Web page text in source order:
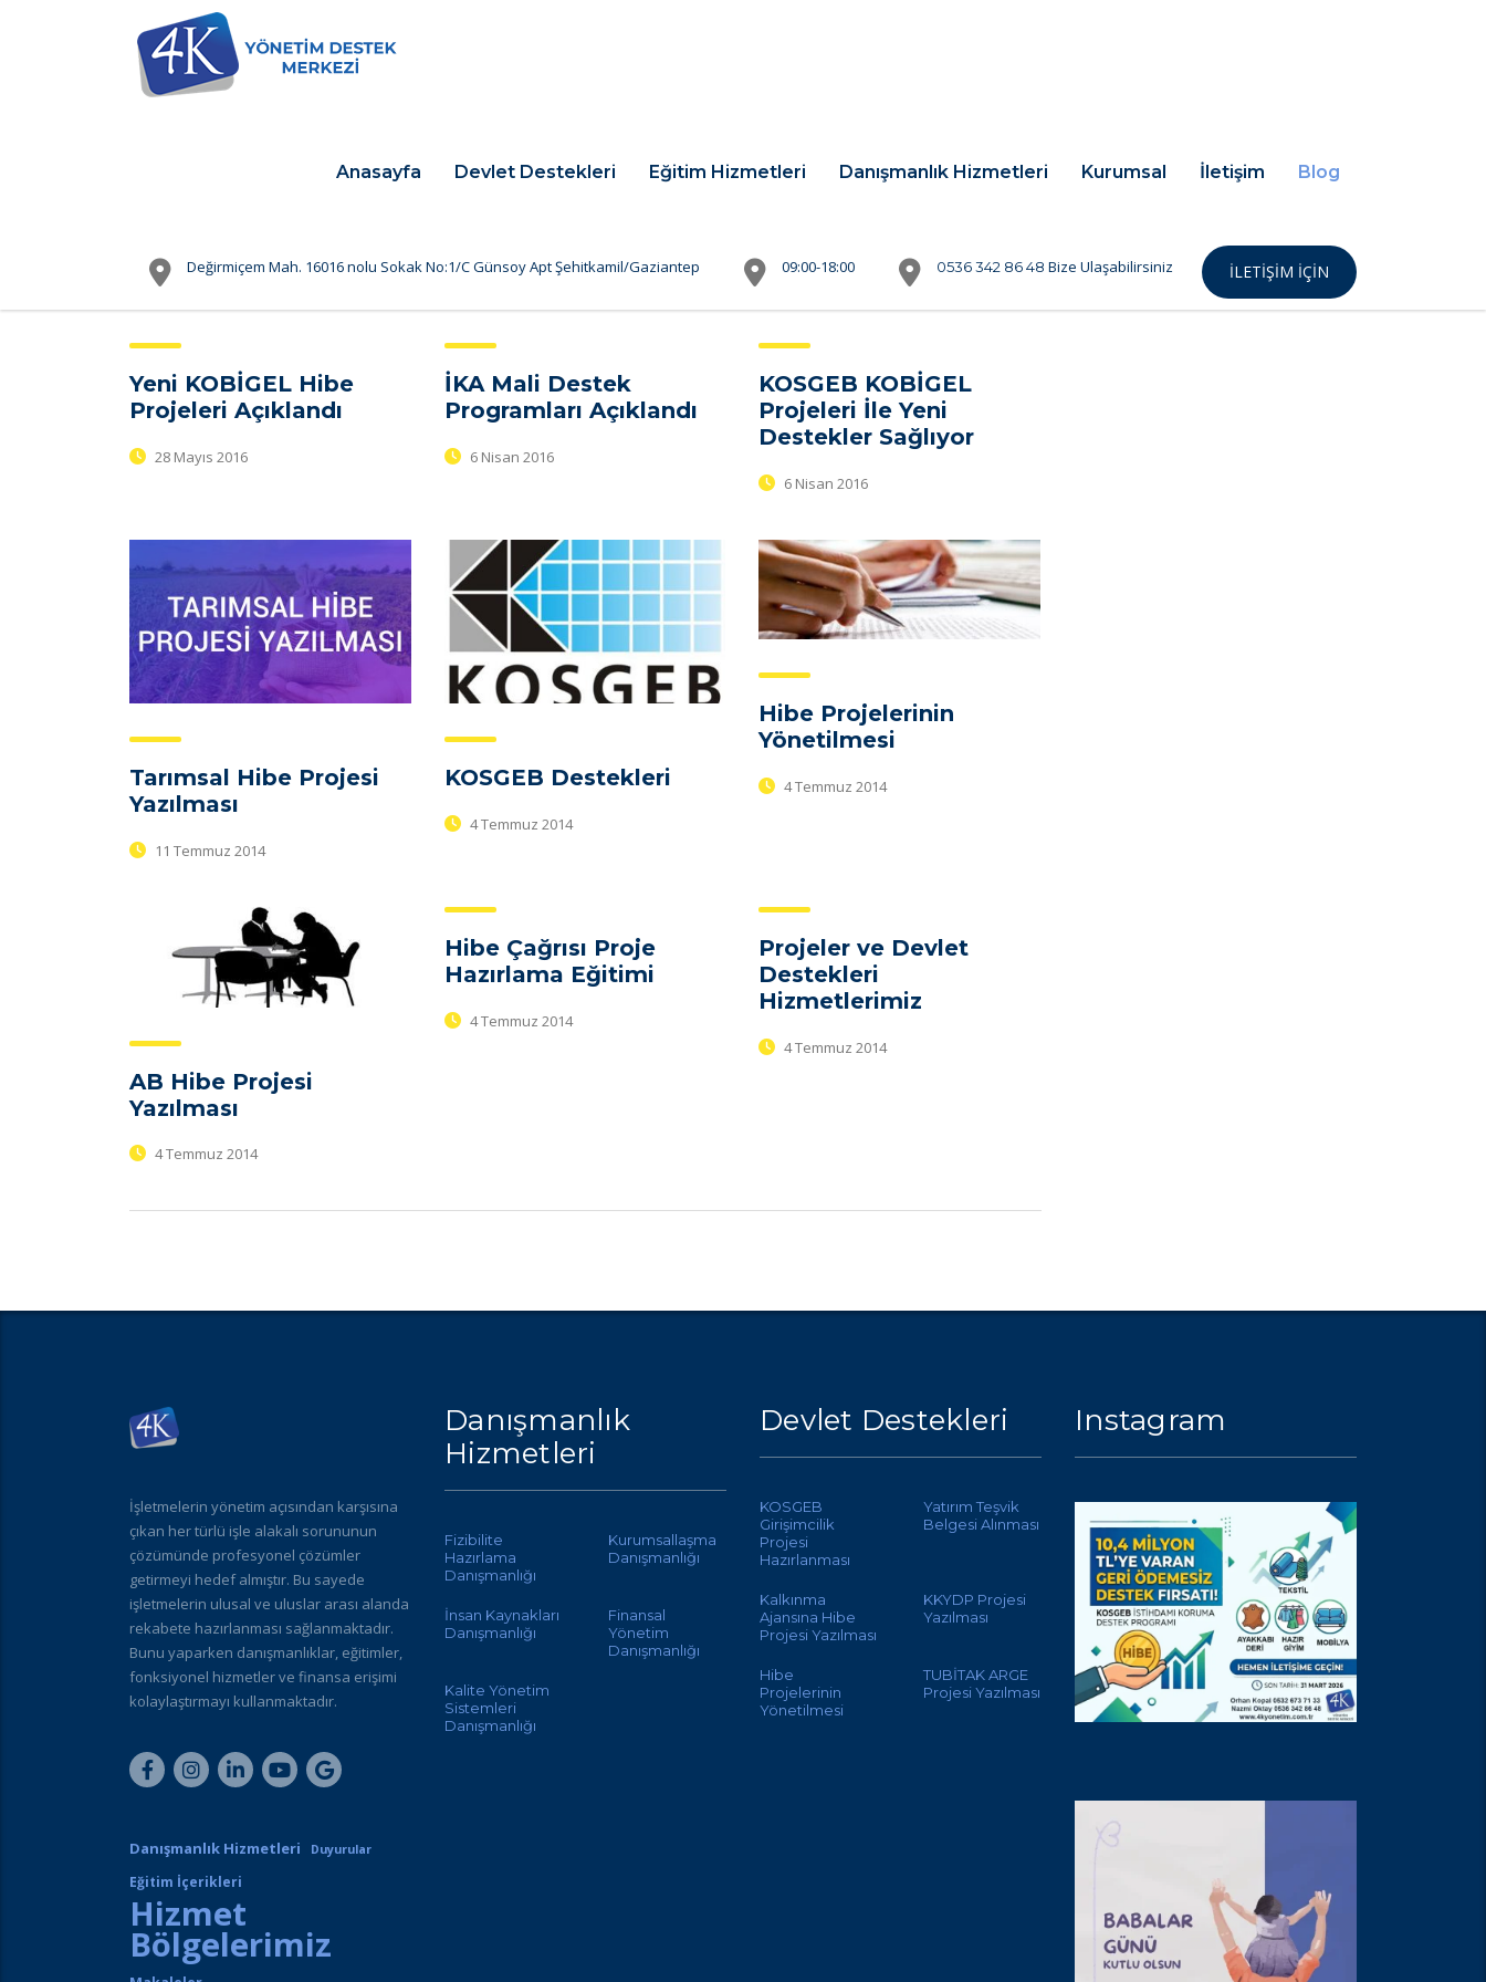
Anasayfa Devlet Destekleri Eğitim Hizmetleri Danışmanlık Hizmetleri Kurumsal İletişim Blog
Değirmiçem Mah. 16016 nolu Sokak No:1/C Günsoy Apt Şehitkamil/Gaziantep 09:00-18:00 0536 342 86 48 Bize Ulaşabilirsiniz İLETIŞIM IÇIN
Yeni KOBİGEL Hibe
Projeleri Açıklandı
28 Mayıs 2016
İKA Mali Destek
Programları Açıklandı
6 Nisan 2016
KOSGEB KOBİGEL
Projeleri İle Yeni
Destekler Sağlıyor
6 Nisan 2016
Tarımsal Hibe Projesi
Yazılması
11 Temmuz 2014
KOSGEB Destekleri
4 Temmuz 2014
Hibe Projelerinin
Yönetilmesi
4 Temmuz 2014
AB Hibe Projesi
Yazılması
4 Temmuz 2014
Hibe Çağrısı Proje
Hazırlama Eğitimi
4 Temmuz 2014
Projeler ve Devlet
Destekleri
Hizmetlerimiz
4 Temmuz 2014
İşletmelerin yönetim açısından karşısına
çıkan her türlü işle alakalı sorununun
çözümünde profesyonel çözümler
getirmeyi hedef almıştır. Bu sayede
işletmelerin ulusal ve uluslar arası alanda
rekabete hazırlanması sağlanmaktadır.
Bunu yaparken danışmanlıklar, eğitimler,
fonksiyonel hizmetler ve finansa erişimi
kolaylaştırmayı kullanmaktadır.
Danışmanlık Hizmetleri Duyurular
Eğitim İçerikleri
Hizmet
Bölgelerimiz
Danışmanlık
Hizmetleri
Fizibilite
Hazırlama
Danışmanlığı
Kurumsallaşma
Danışmanlığı
İnsan Kaynakları
Danışmanlığı
Finansal
Yönetim
Danışmanlığı
Kalite Yönetim
Sistemleri
Danışmanlığı
Devlet Destekleri
KOSGEB
Girişimcilik
Projesi
Hazırlanması
Yatırım Teşvik
Belgesi Alınması
Kalkınma
Ajansına Hibe
Projesi Yazılması
KKYDP Projesi
Yazılması
Hibe
Projelerinin
Yönetilmesi
TUBİTAK ARGE
Projesi Yazılması
Instagram